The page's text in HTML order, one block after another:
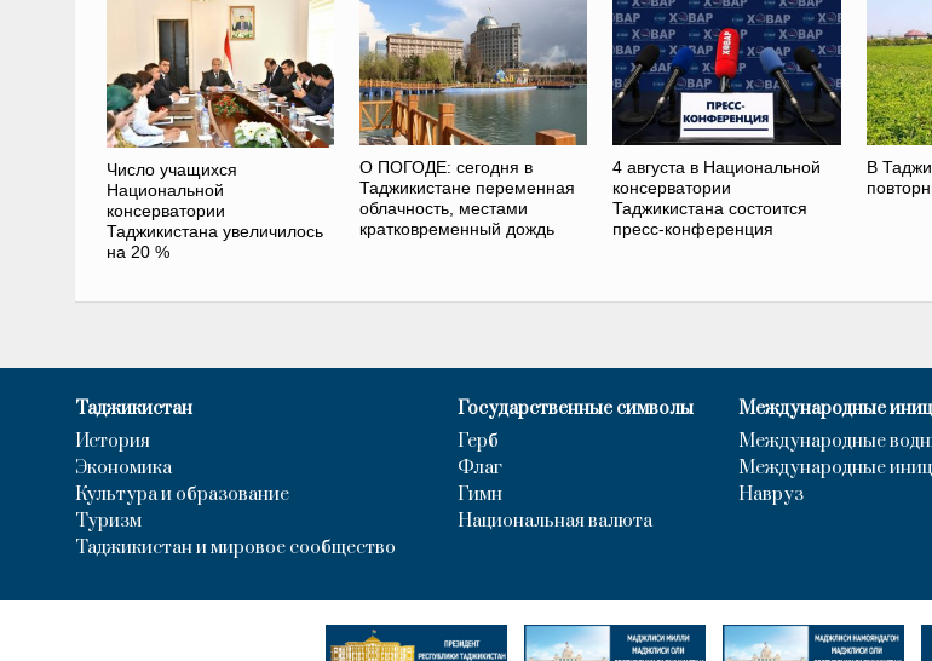
Число учащихся
Национальной
консерватории
Таджикистана увеличилось
на 20 %
О ПОГОДЕ: сегодня в
Таджикистане переменная
облачность, местами
кратковременный дождь
4 августа в Национальной
консерватории
Таджикистана состоится
пресс-конференция
В
Таджикистан
История
Экономика
Культура и образование
Туризм
Таджикистан и мировое сообщество
Государственные символы
Герб
Флаг
Гимн
Национальная валюта
Международные
Международные
Международные
Навруз